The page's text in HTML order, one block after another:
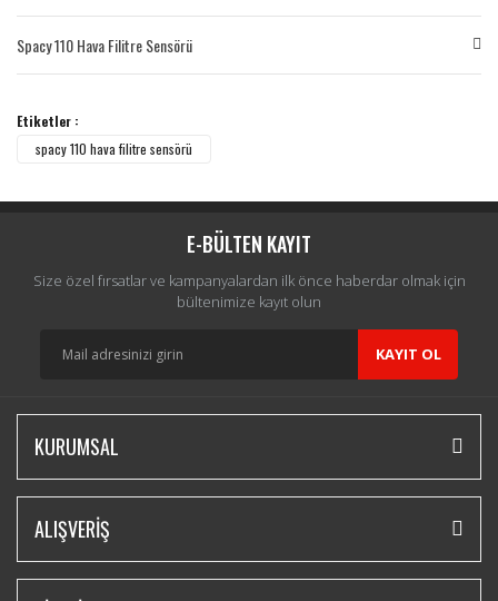
Yorum Yaz
Spacy 110 Hava Filitre Sensörü
Etiketler :
spacy 110 hava filitre sensörü
E-BÜLTEN KAYIT
Size özel fırsatlar ve kampanyalardan ilk önce haberdar olmak için
bültenimize kayıt olun
KAYIT OL
KURUMSAL
ALIŞVERİŞ